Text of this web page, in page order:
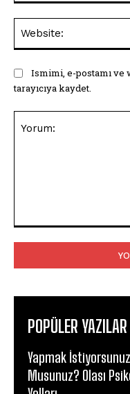
Ismimi, e-postamı ve
tarayıcıya kaydet.
POPÜLER YAZILAR
Yapmak
Musunuz? Olası